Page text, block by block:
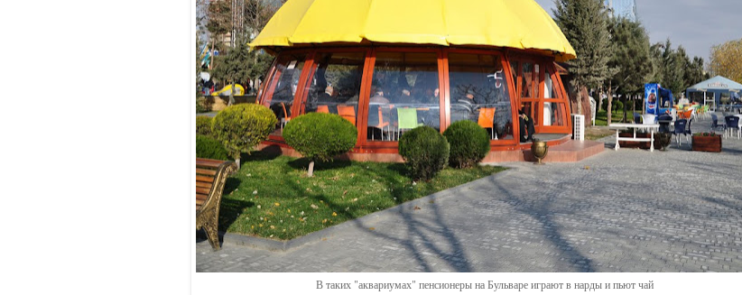
В таких "аквариумах" пенсионеры на Бульваре играют в нарды и пьют чай